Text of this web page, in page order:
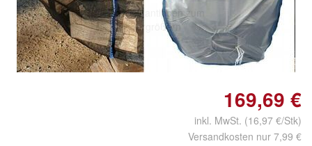
Doppelt antippen zum
vergrößern
169,69 €
inkl. MwSt. (16,97 €/Stk)
Versandkosten nur 7,99 €